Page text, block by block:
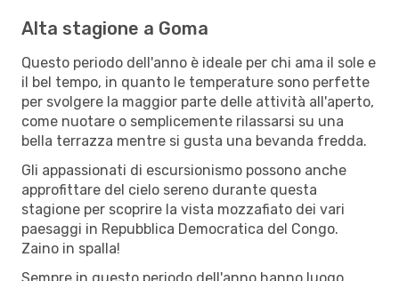
Alta stagione a Goma
Questo periodo dell'anno è ideale per chi ama il sole e
il bel tempo, in quanto le temperature sono perfette
per svolgere la maggior parte delle attività all'aperto,
come nuotare o semplicemente rilassarsi su una
bella terrazza mentre si gusta una bevanda fredda.
Gli appassionati di escursionismo possono anche
approfittare del cielo sereno durante questa
stagione per scoprire la vista mozzafiato dei vari
paesaggi in Repubblica Democratica del Congo.
Zaino in spalla!